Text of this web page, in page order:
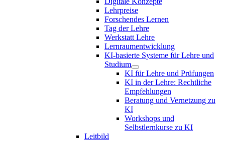
Lehrpreise
Forschendes Lernen
Tag der Lehre
Werkstatt Lehre
Lernraumentwicklung
KI-basierte Systeme für Lehre und
Studium
KI für Lehre und Prüfungen
KI in der Lehre: Rechtliche
Empfehlungen
Beratung und Vernetzung zu
KI
Workshops und
Selbstlernkurse zu KI
Leitbild